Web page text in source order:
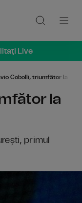
Live
Cobolli, triumfător la
la
primul